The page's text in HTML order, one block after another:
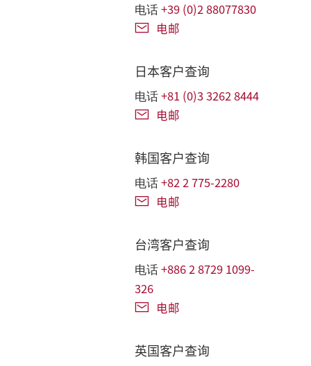
电话 +39 (0)2 88077830
电邮
日本客户查询
电话 +81 (0)3 3262 8444
电邮
韩国客户查询
电话 +82 2 775-2280
电邮
台湾客户查询
电话 +886 2 8729 1099-
326
电邮
英国客户查询